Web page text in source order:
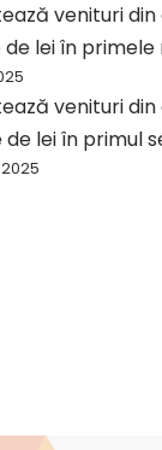
venituri
lei în primele
venituri
de lei în primul